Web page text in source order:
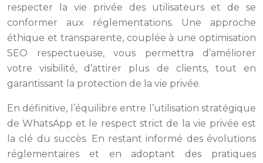
respecter la vie privée des utilisateurs et de se
conformer aux réglementations. Une approche
éthique et transparente, couplée à une optimisation
SEO respectueuse, vous permettra d’améliorer
votre visibilité, d’attirer plus de clients, tout en
garantissant la protection de la vie privée.
En définitive, l’équilibre entre l’utilisation stratégique
de WhatsApp et le respect strict de la vie privée est
la clé du succès. En restant informé des évolutions
réglementaires et en adoptant des pratiques